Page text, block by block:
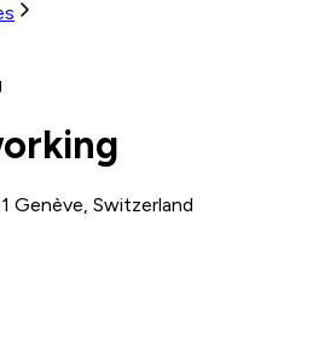
Genève, Switzerland